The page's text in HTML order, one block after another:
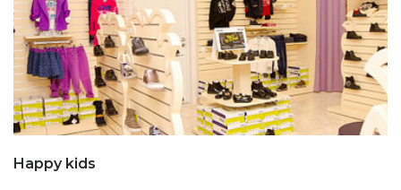
Happy kids